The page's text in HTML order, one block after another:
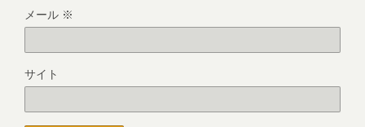
メール ※
サイト